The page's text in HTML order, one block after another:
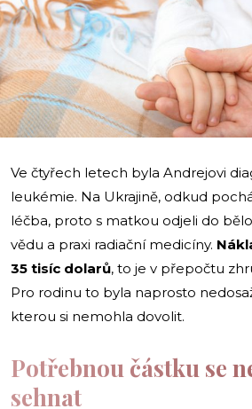
Ve čtyřech letech byla Andrejovi
leukémie. Na Ukrajině, odkud
léčba, proto s matkou odjeli do
vědu a praxi radiační medicíny.
35 tisíc dolarů, to je v přepočtu
Pro rodinu to byla naprosto
kterou si nemohla dovolit.
Potřebnou částku se
sehnat